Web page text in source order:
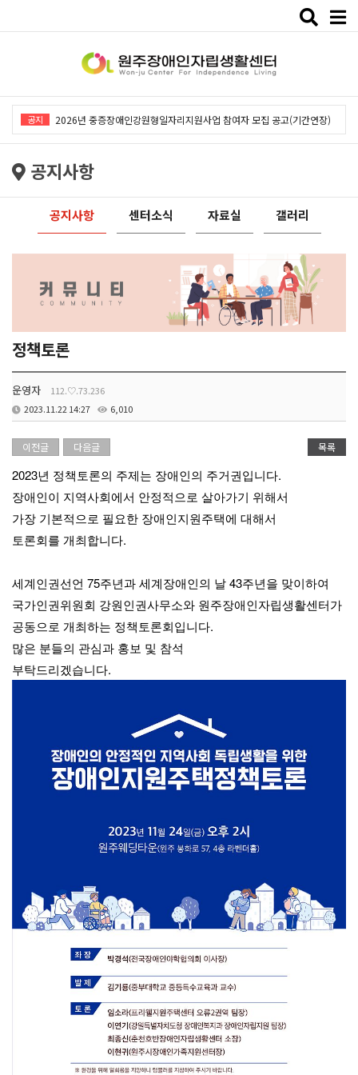
Toggle
공지 2026년 중증장애인강원형일자리지원사업 참여자 모집 공고(기간연장)
2026년 원주장애인자립생활센터 사회복지사 채용공고
2026년 중증장애인동료상담사업 동료상담가 모집공고
2026년 중증장애인강원형일자리지원사업 참여자 모집 공고(기간연장)
2026년 원주장애인자립생활센터 사회복지사 채용공고
2026년 중증장애인동료상담사업 동료상담가 모집공고
2026년 중증장애인강원형일자리사업 참여자 모집 공고
공지사항
공지사항 센터소식 자료실 갤러리
정책토론
운영자
112.♡.73.236
2023.11.22 14:27
6,010
이전글 다음글 목록
2023년 정책토론의 주제는 장애인의 주거권입니다.
장애인이 지역사회에서 안정적으로 살아가기 위해서
가장 기본적으로 필요한 장애인지원주택에 대해서
토론회를 개최합니다.
세계인권선언 75주년과 세계장애인의 날 43주년을 맞이하여
국가인권위원회 강원인권사무소와 원주장애인자립생활센터가
공동으로 개최하는 정책토론회입니다.
많은 분들의 관심과 홍보 및 참석
부탁드리겠습니다.